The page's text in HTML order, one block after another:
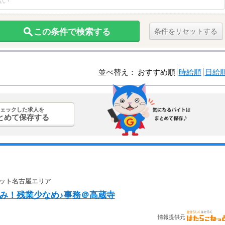
この条件で検索する 条件をリセットする
並べ替え： おすすめ順 時給順 日給
ックした求人を
めて保存する
ト名古屋エリア
！残業少なめ♪事務＠高蔵寺
情報提供元